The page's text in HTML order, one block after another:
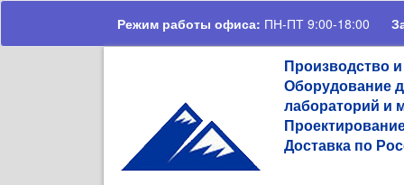
Режим работы офиса: ПН-ПТ 9:00-18:00
Производство
Оборудование
лабораторий и
Доставка по